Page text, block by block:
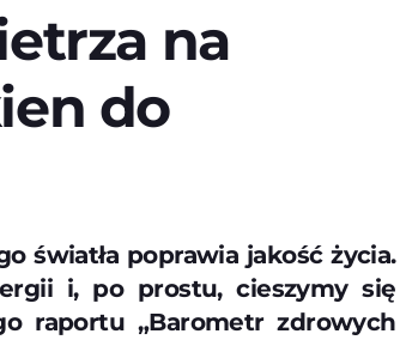
na
do
światła poprawia jakość życia.
i, po prostu, cieszymy się
raportu „Barometr zdrowych